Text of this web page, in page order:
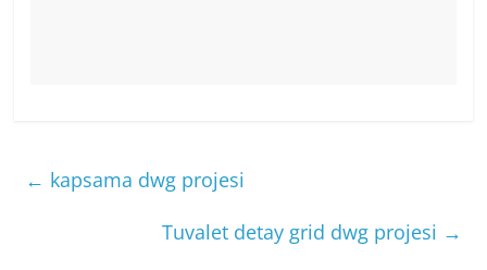
← kapsama dwg projesi
Tuvalet detay grid dwg projesi →